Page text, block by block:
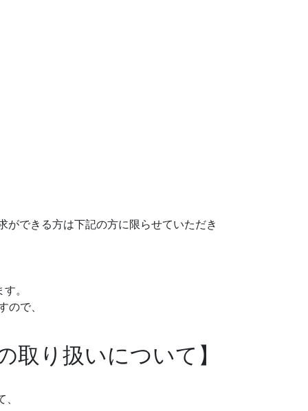
できる方は下記の方に限らせていただき
。
で、
取り扱いについて】